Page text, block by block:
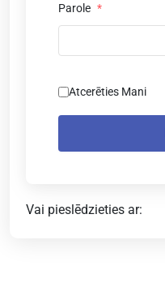
Parole *
Atcerēties Mani
Vai pieslēdzieties ar: